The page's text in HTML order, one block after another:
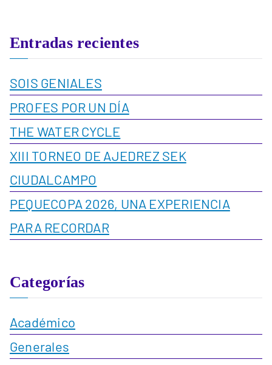
Entradas recientes
SOIS GENIALES
PROFES POR UN DÍA
THE WATER CYCLE
XIII TORNEO DE AJEDREZ SEK
CIUDALCAMPO
PEQUECOPA 2026, UNA EXPERIENCIA
PARA RECORDAR
Categorías
Académico
Generales